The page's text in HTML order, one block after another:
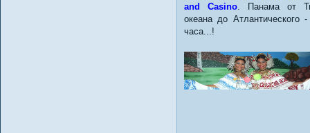
and Casino . Панама от
океана до Атлантического
часа...!